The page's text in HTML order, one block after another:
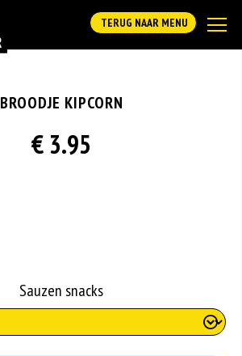
TERUG NAAR MENU
BROODJE KIPCORN
€ 3.95
Sauzen snacks